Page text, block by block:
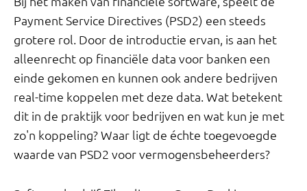
Payment Service Directives (PSD2) een steeds
grotere rol. Door de introductie ervan, is aan het
alleenrecht op financiële data voor banken een
einde gekomen en kunnen ook andere bedrijven
real-time koppelen met deze data. Wat betekent
dit in de praktijk voor bedrijven en wat kun je met
zo'n koppeling? Waar ligt de échte toegevoegde
waarde van PSD2 voor vermogensbeheerders?